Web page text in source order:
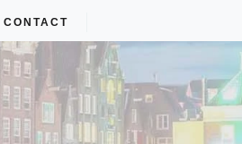
CONTACT